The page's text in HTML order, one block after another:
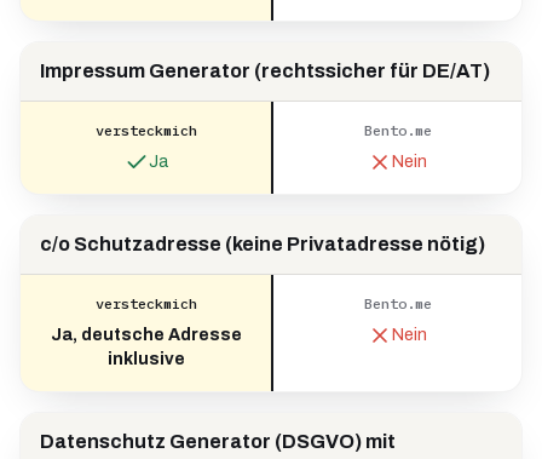
Impressum Generator (rechtssicher für DE/AT)
versteckmich
Ja
Bento.me
Nein
c/o Schutzadresse (keine Privatadresse nötig)
versteckmich
Ja, deutsche Adresse
inklusive
Bento.me
Nein
Datenschutz Generator (DSGVO) mit